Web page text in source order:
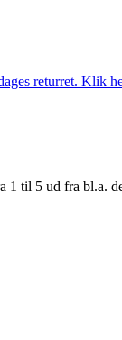
returret. Klik
til 5 ud fra bl.a.